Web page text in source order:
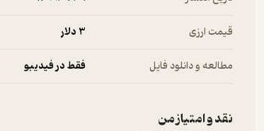
قیمت ارزی 3 دلار
مطالعه و دانلود فایل فقط در فیدیبو
نقد و امتیاز من